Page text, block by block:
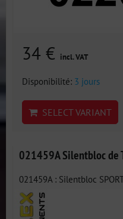
34 € incl. VAT
Disponibilité: 3 jours
SELECT VARIANT
021459A Silentbloc de
021459A : Silentbloc